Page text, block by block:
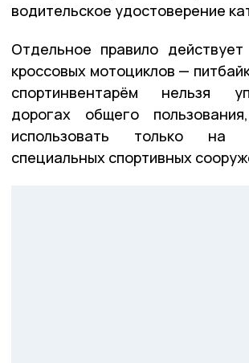
водительское удостоверение
Отдельное правило
кроссовых мотоциклов —
спортинвентарём нельзя
дорогах общего
использовать только на
специальных спортивных